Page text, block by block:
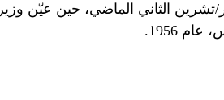
الثاني الماضي، حين عيّن وزيرا
1956.